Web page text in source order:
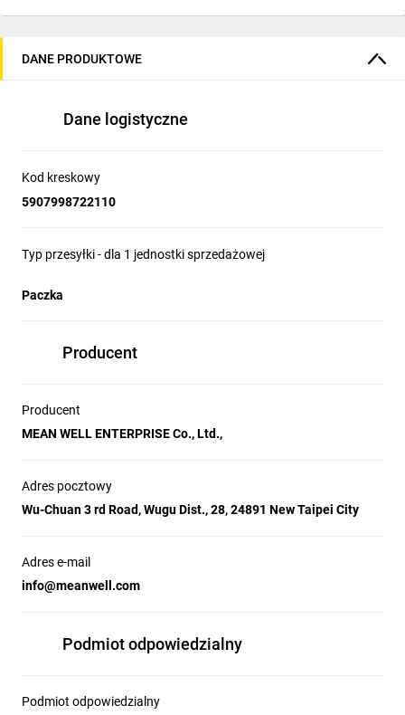
Prąd wyjściowy: 1,12A
Liczba wyjść: 1
Podłączenie elektryczne: przewody
Zabezpieczenia: OCP, OPP, OVP, SCP, OTP, BOP
Klasa szczelności: IP67
Seria producenta: LPF-60
DANE PRODUKTOWE
Dane logistyczne
Kod kreskowy
5907998722110
Typ przesyłki - dla 1 jednostki sprzedażowej
Paczka
Producent
Producent
MEAN WELL ENTERPRISE Co., Ltd.,
Adres pocztowy
Wu-Chuan 3 rd Road, Wugu Dist., 28, 24891 New Taipei City
Adres e-mail
info@meanwell.com
Podmiot odpowiedzialny
Podmiot odpowiedzialny